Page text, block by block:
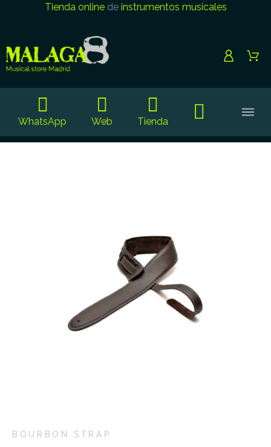
Tienda onlinede instrumentos musicales
WhatsApp Web Tienda
BOURBON STRAP